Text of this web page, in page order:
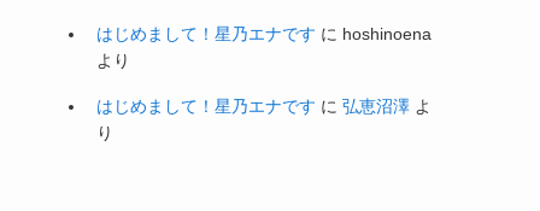
はじめまして！星乃エナです に hoshinoena
より
はじめまして！星乃エナです に 弘恵沼澤 よ
り